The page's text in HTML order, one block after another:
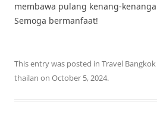
membawa pulang kenang-
Semoga bermanfaat!
This entry was posted in Travel Bangkok
thailan on October 5, 2024.